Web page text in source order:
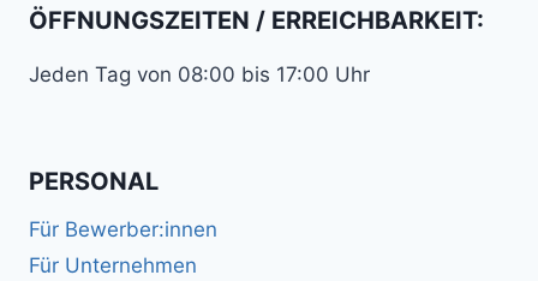
ÖFFNUNGSZEITEN / ERREICHBARKEIT:
Jeden Tag von 08:00 bis 17:00 Uhr
PERSONAL
Für Bewerber:innen
Für Unternehmen